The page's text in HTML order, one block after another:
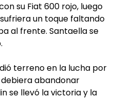
su Fiat 600 rojo, luego
un toque faltando
al frente. Santaella se
terreno en la lucha por
abandonar
se llevó la victoria y la